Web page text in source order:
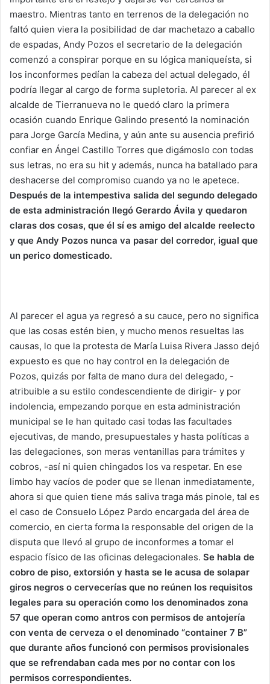
maestro. Mientras tanto en terrenos de la delegación no
faltó quien viera la posibilidad de dar machetazo a caballo
de espadas, Andy Pozos el secretario de la delegación
comenzó a conspirar porque en su lógica maniqueísta, si
los inconformes pedían la cabeza del actual delegado, él
podría llegar al cargo de forma supletoria. Al parecer al ex
alcalde de Tierranueva no le quedó claro la primera
ocasión cuando Enrique Galindo presentó la nominación
para Jorge García Medina, y aún ante su ausencia prefirió
confiar en Ángel Castillo Torres que digámoslo con todas
sus letras, no era su hit y además, nunca ha batallado para
deshacerse del compromiso cuando ya no le apetece.
Después de la intempestiva salida del segundo delegado
de esta administración llegó Gerardo Ávila y quedaron
claras dos cosas, que él sí es amigo del alcalde reelecto
y que Andy Pozos nunca va pasar del corredor, igual que
un perico domesticado.
Al parecer el agua ya regresó a su cauce, pero no significa
que las cosas estén bien, y mucho menos resueltas las
causas, lo que la protesta de María Luisa Rivera Jasso dejó
expuesto es que no hay control en la delegación de
Pozos, quizás por falta de mano dura del delegado, -
atribuible a su estilo condescendiente de dirigir- y por
indolencia, empezando porque en esta administración
municipal se le han quitado casi todas las facultades
ejecutivas, de mando, presupuestales y hasta políticas a
las delegaciones, son meras ventanillas para trámites y
cobros, -así ni quien chingados los va respetar. En ese
limbo hay vacíos de poder que se llenan inmediatamente,
ahora si que quien tiene más saliva traga más pinole, tal es
el caso de Consuelo López Pardo encargada del área de
comercio, en cierta forma la responsable del origen de la
disputa que llevó al grupo de inconformes a tomar el
espacio físico de las oficinas delegacionales. Se habla de
cobro de piso, extorsión y hasta se le acusa de solapar
giros negros o cervecerías que no reúnen los requisitos
legales para su operación como los denominados zona
57 que operan como antros con permisos de antojería
con venta de cerveza o el denominado “container 7 B”
que durante años funcionó con permisos provisionales
que se refrendaban cada mes por no contar con los
permisos correspondientes.